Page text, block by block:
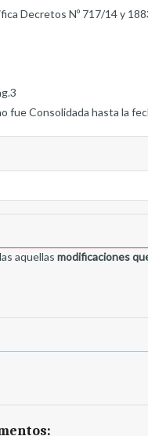
Decretos Nº 717/14 y
fue Consolidada hasta la
aquellas modificaciones